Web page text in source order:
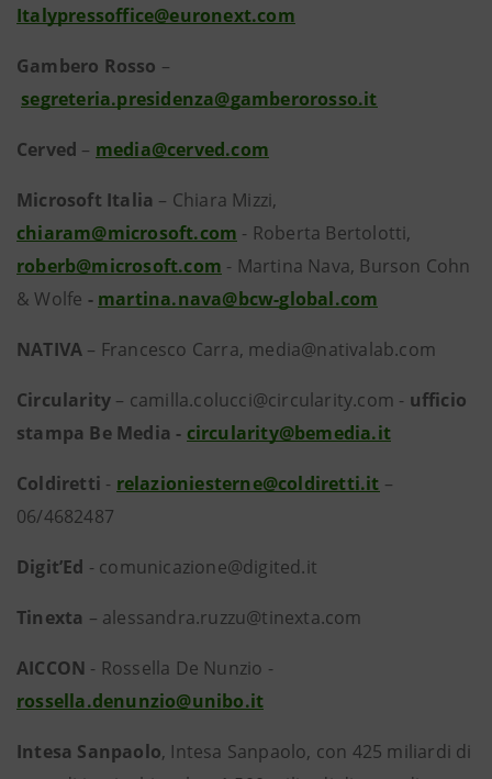
Italypressoffice@euronext.com
Gambero Rosso –
segreteria.presidenza@gamberorosso.it
Cerved – media@cerved.com
Microsoft Italia – Chiara Mizzi,
chiaram@microsoft.com - Roberta Bertolotti,
roberb@microsoft.com - Martina Nava, Burson Cohn
& Wolfe - martina.nava@bcw-global.com
NATIVA – Francesco Carra, media@nativalab.com
Circularity – camilla.colucci@circularity.com - ufficio
stampa Be Media - circularity@bemedia.it
Coldiretti - relazioniesterne@coldiretti.it –
06/4682487
Digit’Ed - comunicazione@digited.it
Tinexta – alessandra.ruzzu@tinexta.com
AICCON - Rossella De Nunzio -
rossella.denunzio@unibo.it
Intesa Sanpaolo, Intesa Sanpaolo, con 425 miliardi di